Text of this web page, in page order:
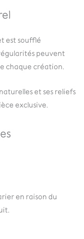
est soufflé
peuvent
chaque création.
et ses reliefs
exclusive.
en raison du